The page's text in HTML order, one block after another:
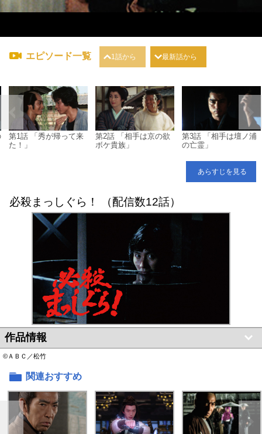
エピソード一覧 1話から 最新話から
第1話 「秀が帰って来
た！」
第2話 「相手は京の欲
ボケ貴族」
第3話 「相手は壇ノ浦
の亡霊」
あらすじを見る
必殺まっしぐら！ （配信数12話）
作品情報
©ＡＢＣ／松竹
関連おすすめ